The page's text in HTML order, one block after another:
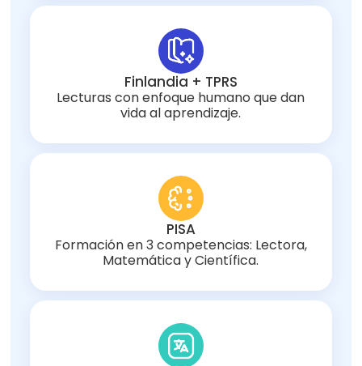
Finlandia + TPRS
Lecturas con enfoque humano que dan
vida al aprendizaje.
PISA
Formación en 3 competencias: Lectora,
Matemática y Científica.